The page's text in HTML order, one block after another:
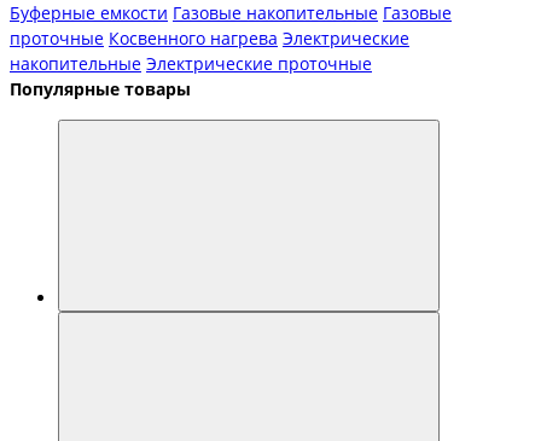
Буферные емкости Газовые накопительные Газовые
проточные Косвенного нагрева Электрические
накопительные Электрические проточные
Популярные товары